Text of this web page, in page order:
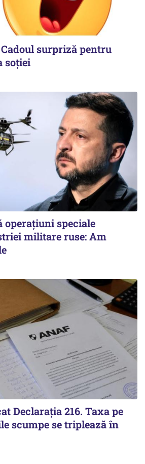
surpriză pentru
soției
operațiuni speciale
militare ruse: Am
Declarația 216. Taxa pe
scumpe se triplează în